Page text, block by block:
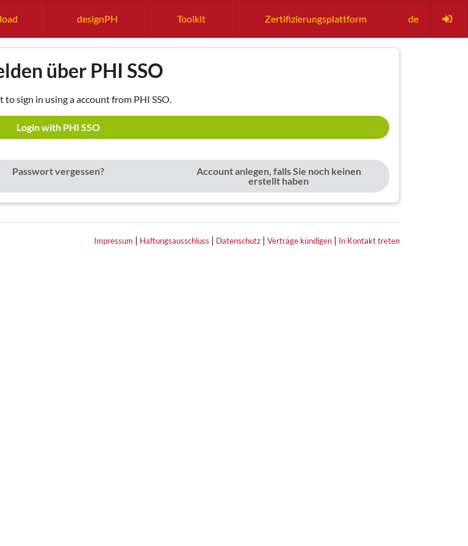
designPH Toolkit Zertifizierungsplattform de
über PHI SSO
to sign in using a account from PHI SSO.
Login with PHI SSO
Passwort vergessen?
Account anlegen, falls Sie noch keinen
erstellt haben
Impressum | Haftungsausschluss | Datenschutz| Verträge kündigen| In Kontakt treten